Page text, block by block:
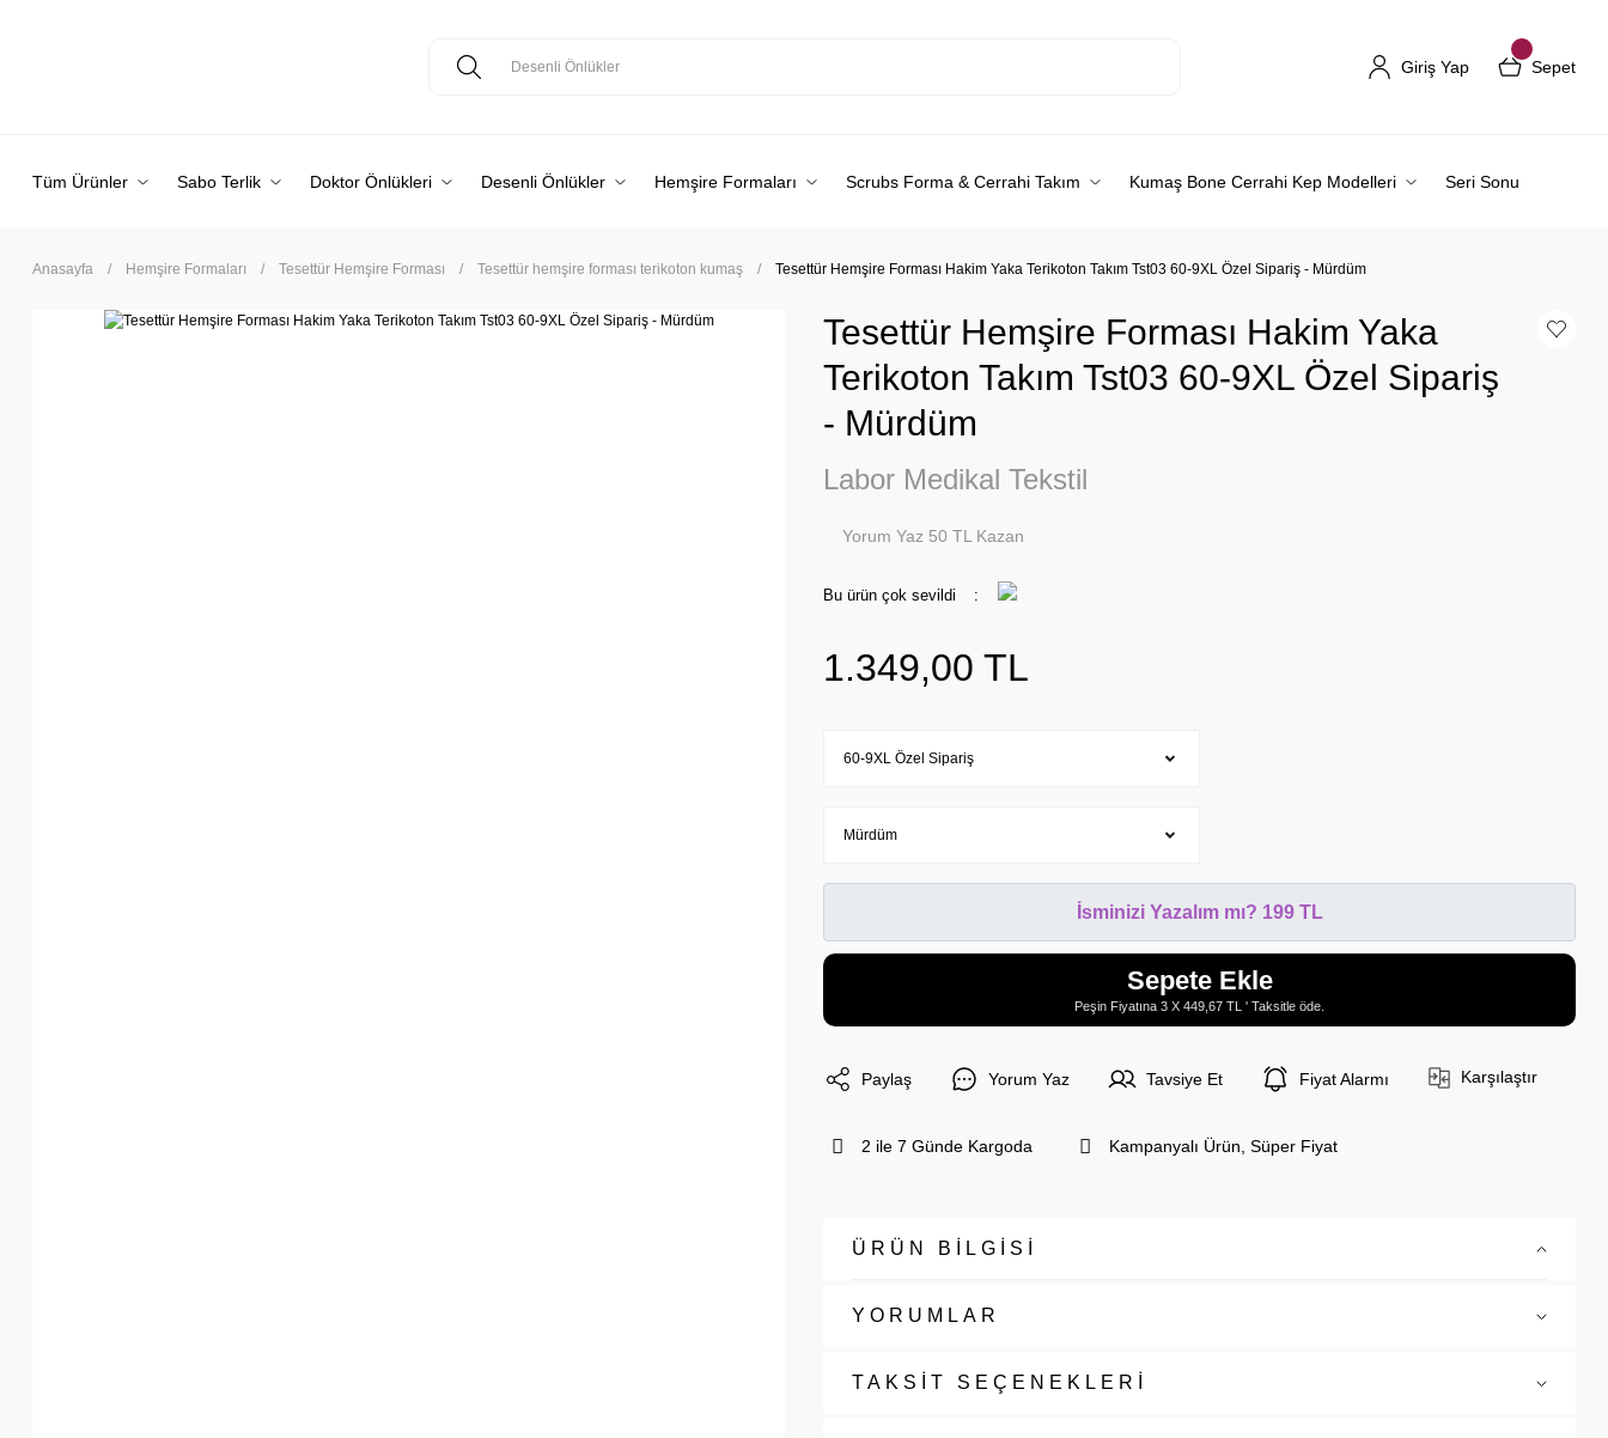
Giriş Yap Sepet
Tüm Ürünler Sabo Terlik Doktor Önlükleri Desenli Önlükler Hemşire Formaları Scrubs Forma & Cerrahi Takım Kumaş Bone Cerrahi Kep Modelleri Seri Sonu
Anasayfa Hemşire Formaları Tesettür Hemşire Forması Tesettür hemşire forması terikoton kumaş Tesettür Hemşire Forması Hakim Yaka Terikoton Takım Tst03 60-9XL Özel Sipariş - Mürdüm
Tesettür Hemşire Forması Hakim Yaka
Terikoton Takım Tst03 60-9XL Özel Sipariş
- Mürdüm
Labor Medikal Tekstil
Yorum Yaz 50 TL Kazan
Bu ürün çok sevildi
1.349,00 TL
İsminizi Yazalım mı? 199 TL
Sepete Ekle
Peşin Fiyatına 3 X 449,67 TL ' Taksitle öde.
Paylaş Yorum Yaz Tavsiye Et Fiyat Alarmı Karşılaştır
2 ile 7 Günde Kargoda Kampanyalı Ürün, Süper Fiyat
ÜRÜN BİLGİSİ
YORUMLAR
TAKSİT SEÇENEKLERİ